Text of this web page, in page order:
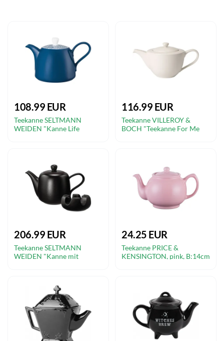
108.99 EUR
Teekanne SELTMANN
WEIDEN "Kanne Life
116.99 EUR
Teekanne VILLEROY &
BOCH "Teekanne For Me
206.99 EUR
Teekanne SELTMANN
WEIDEN "Kanne mit
24.25 EUR
Teekanne PRICE &
KENSINGTON, pink, B:14cm